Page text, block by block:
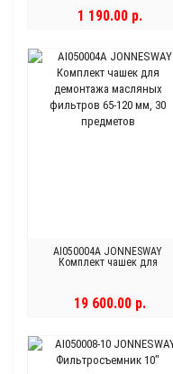
1 190.00 р.
AI050004A JONNESWAY
Комплект чашек для
предметов
19 600.00 р.